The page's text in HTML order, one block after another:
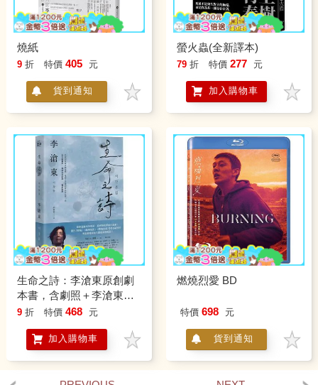
燒紙
9 折 特價 405 元
貨到通知
螢火蟲(全新譯本)
79 折 特價 277 元
加入購物車
生命之詩：李滄東原創劇
本書，含劇照＋李滄東執
導手記
9 折 特價 468 元
加入購物車
燃燒烈愛 BD
特價 698 元
貨到通知